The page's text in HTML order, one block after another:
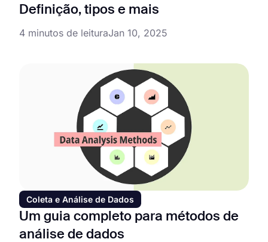
Definição, tipos e mais
4 minutos de leituraJan 10, 2025
Coleta e Análise de Dados
Um guia completo para métodos de
análise de dados